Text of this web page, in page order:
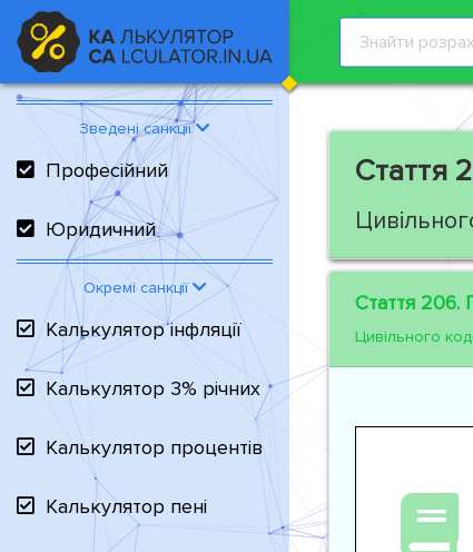
Зведені санкції
Професійний
Юридичний
Окремі санкції
Калькулятор інфляції
Калькулятор 3% річних
Калькулятор процентів
Калькулятор пені
Стаття
Стаття 206.
Цивільного